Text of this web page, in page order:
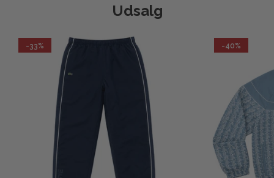
Udsalg
-33% -40%